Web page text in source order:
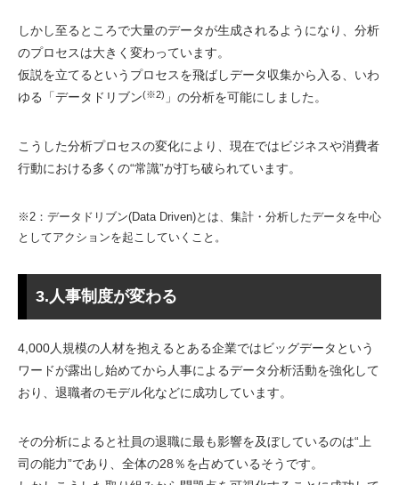
しかし至るところで大量のデータが生成されるようになり、分析
のプロセスは大きく変わっています。
仮説を立てるというプロセスを飛ばしデータ収集から入る、いわ
ゆる「データドリブン(※2) 」の分析を可能にしました。
こうした分析プロセスの変化により、現在ではビジネスや消費者
行動における多くの“常識”が打ち破られています。
※2：データドリブン(Data Driven)とは、集計・分析したデータを中心
としてアクションを起こしていくこと。
3.人事制度が変わる
4,000人規模の人材を抱えるとある企業ではビッグデータという
ワードが露出し始めてから人事によるデータ分析活動を強化して
おり、退職者のモデル化などに成功しています。
その分析によると社員の退職に最も影響を及ぼしているのは“上
司の能力”であり、全体の28％を占めているそうです。